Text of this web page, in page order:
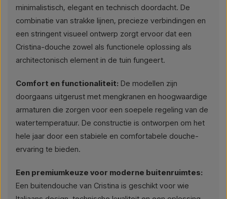
minimalistisch, elegant en technisch doordacht. De
combinatie van strakke lijnen, precieze verbindingen en
een stringent visueel ontwerp zorgt ervoor dat een
Cristina-douche zowel als functionele oplossing als
architectonisch element in de tuin fungeert.
Comfort en functionaliteit: De modellen zijn
doorgaans uitgerust met mengkranen en hoogwaardige
armaturen die zorgen voor een soepele regeling van de
watertemperatuur. De constructie is ontworpen om het
hele jaar door een stabiele en comfortabele douche-
ervaring te bieden.
Een premiumkeuze voor moderne buitenruimtes:
Een buitendouche van Cristina is geschikt voor wie